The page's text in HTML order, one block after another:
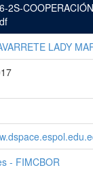
2S-
LADY
- FIMCBOR